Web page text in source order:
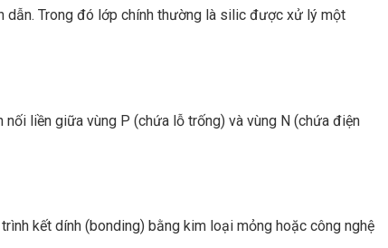
dẫn. Trong đó lớp chính thường là silic được xử lý một
liền giữa vùng P (chứa lỗ trống) và vùng N (chứa điện
kết dính (bonding) bằng kim loại mỏng hoặc công nghệ